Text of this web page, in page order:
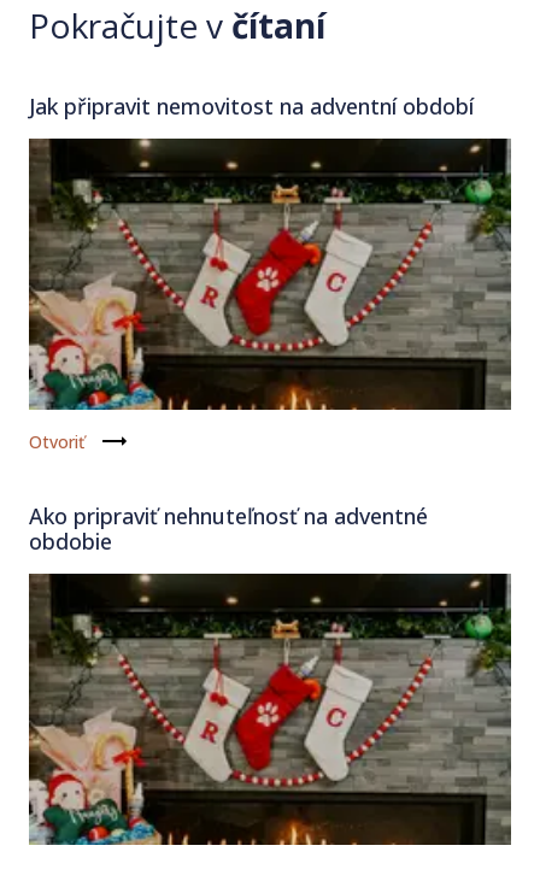
Pokračujte v čítaní
Jak připravit nemovitost na adventní období
Otvoriť
Ako pripraviť nehnuteľnosť na adventné
obdobie